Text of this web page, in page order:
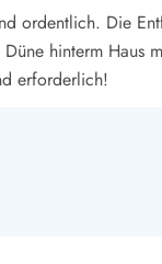
ordentlich. Die
hinterm Haus
erforderlich!